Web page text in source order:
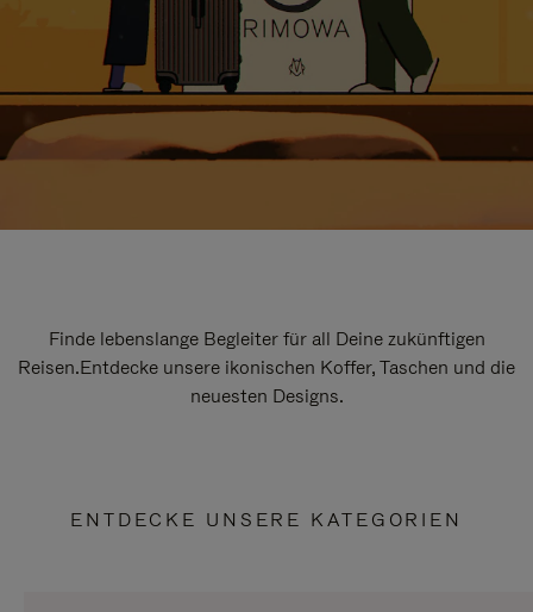
Finde lebenslange Begleiter für all Deine zukünftigen
Reisen.Entdecke unsere ikonischen Koffer, Taschen und die
neuesten Designs.
ENTDECKE UNSERE KATEGORIEN